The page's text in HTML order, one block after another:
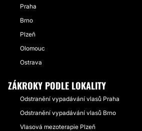
Praha
Brno
Plzeň
Olomouc
Ostrava
ZÁKROKY PODLE LOKALITY
Odstranění vypadávání vlasů Praha
Odstranění vypadávání vlasů Brno
Vlasová mezoterapie Plzeň